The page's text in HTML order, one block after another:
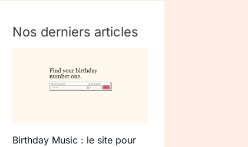
Nos derniers articles
Birthday Music : le site pour